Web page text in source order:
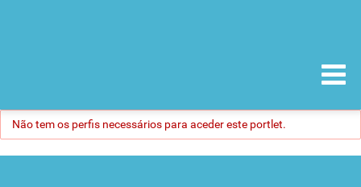
Não tem os perfis necessários para aceder este portlet.